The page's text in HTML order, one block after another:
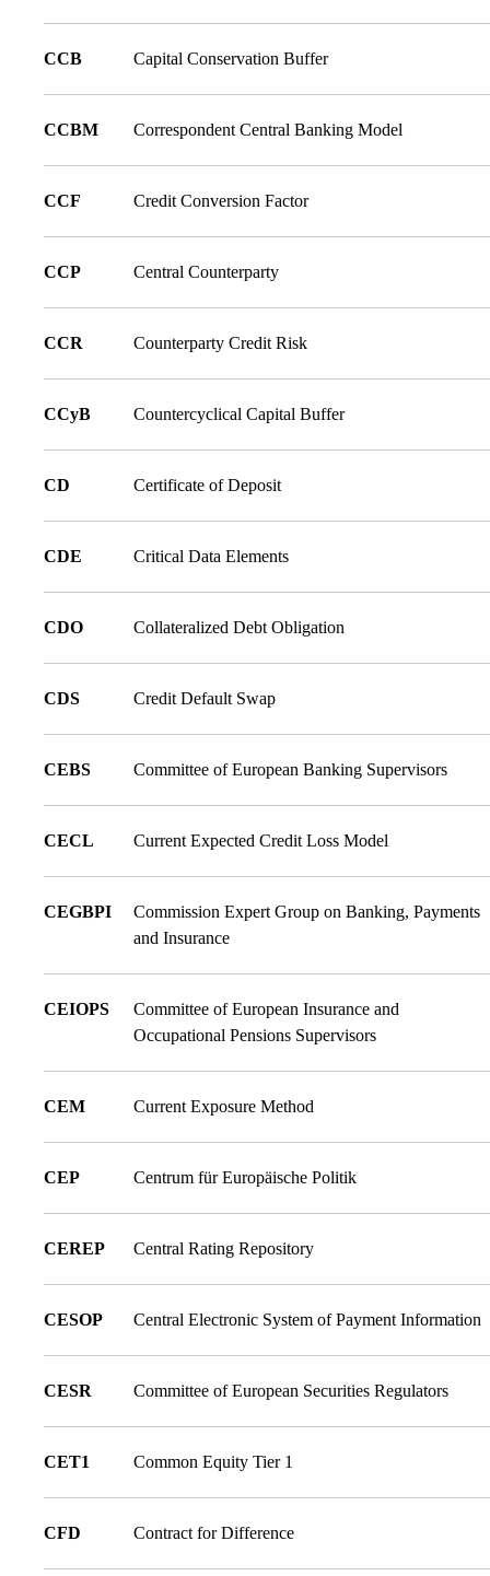
CCB Capital Conservation Buffer
CCBM Correspondent Central Banking Model
CCF Credit Conversion Factor
CCP Central Counterparty
CCR Counterparty Credit Risk
CCyB Countercyclical Capital Buffer
CD Certificate of Deposit
CDE Critical Data Elements
CDO Collateralized Debt Obligation
CDS Credit Default Swap
CEBS Committee of European Banking Supervisors
CECL Current Expected Credit Loss Model
CEGBPI
Commission Expert Group on Banking, Payments
and Insurance
CEIOPS
Committee of European Insurance and
Occupational Pensions Supervisors
CEM Current Exposure Method
CEP Centrum für Europäische Politik
CEREP Central Rating Repository
CESOP Central Electronic System of Payment Information
CESR Committee of European Securities Regulators
CET1 Common Equity Tier 1
CFD Contract for Difference